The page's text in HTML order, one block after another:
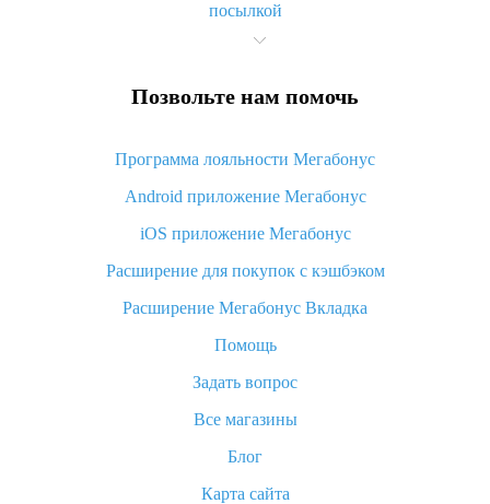
посылкой
Что значит статус «Заказ закрыт» на Алиэкспресс и что
Что делать, если Алиэкспресс просит ввести паспортные
Как узнать, куда пришла посылка с Алиэкспресс
Вы отменили заказ на Алиэкспресс, когда вернут деньги?
Что такое баллы на Алиэкспресс, как их получить и
«AliExpress Standard Shipping»: что это за метод доставки и
как его отслеживать
Как покупать оптом на Алиэкспресс
Что делать, если не пришел товар с Алиэкспресс
возврата денег
Позвольте нам помочь
Программа лояльности Мегабонус
Android приложение Мегабонус
iOS приложение Мегабонус
Расширение для покупок с кэшбэком
Расширение Мегабонус Вкладка
Помощь
Задать вопрос
Все магазины
Блог
Карта сайта